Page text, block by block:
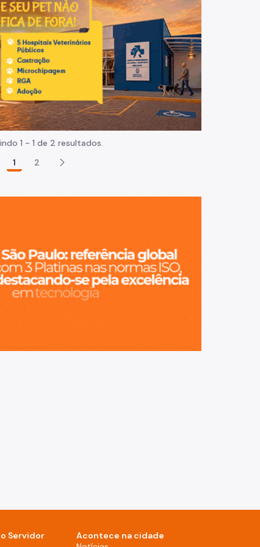
Normas e procedimentos
1 - 1 de 2 resultados.
1
2
Servidor
Acontece na cidade